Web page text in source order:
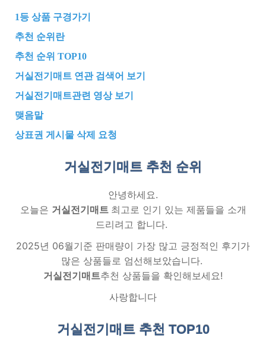
1등 상품 구경가기
추천 순위란
추천 순위 TOP10
거실전기매트 연관 검색어 보기
거실전기매트관련 영상 보기
맺음말
상표권 게시물 삭제 요청
거실전기매트 추천 순위
안녕하세요.
오늘은 거실전기매트 최고로 인기 있는 제품들을 소개
드리려고 합니다.
2025년 06월기준 판매량이 가장 많고 긍정적인 후기가
많은 상품들로 엄선해보았습니다.
거실전기매트추천 상품들을 확인해보세요!
사랑합니다
거실전기매트 추천 TOP10